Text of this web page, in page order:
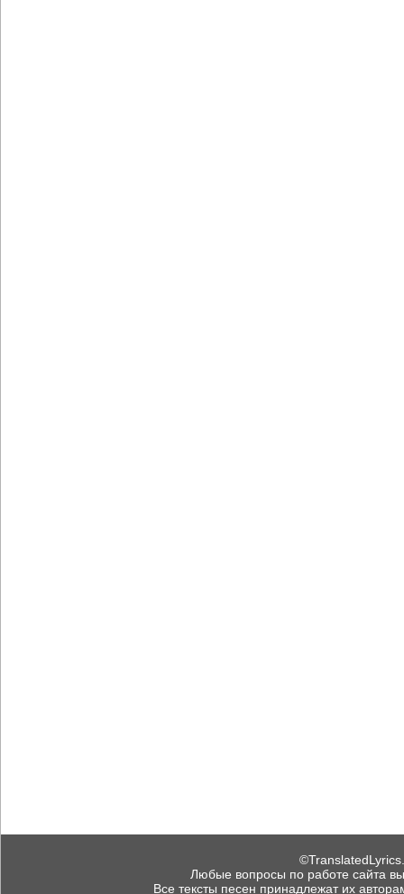
Любые вопросы по работе сайта
Все тексты песен принадлежат их